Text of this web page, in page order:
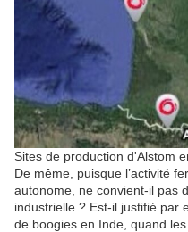
Sites de production d'Alstom
De même, puisque l’activité
autonome, ne convient-il pas
industrielle ? Est-il justifié par
de boogies en Inde, quand